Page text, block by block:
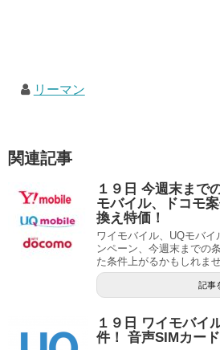
リーマン
関連記事
１９日 今週末まで
モバイル、ドコモ
換え特価！
ワイモバイル、UQモバ
ンペーン、今週末までの
た条件上がるかもしれま
記事
１９日 ワイモバイ
件！ 音声SIMカー